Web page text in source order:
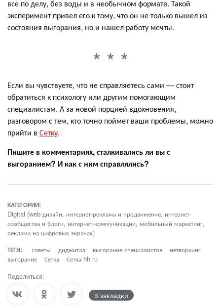
все по делу, без воды и в необычном формате. Такой
эксперимент привел его к тому, что он не только вышел из
состояния выгорания, но и нашел работу мечты.
Если вы чувствуете, что не справляетесь сами — стоит
обратиться к психологу или другим помогающим
специалистам. А за новой порцией вдохновения,
разговором с тем, кто точно поймет ваши проблемы, можно
прийти в Сетку.
Пишите в комментариях, сталкивались ли вы с
выгоранием? И как с ним справлялись?
КАТЕГОРИИ:
Digital (web-дизайн, интернет-реклама и продвижение, интернет-
сообщества и блоги, интернет-коммуникации, мобильный маркетинг,
реклама на цифровых экранах)
ТЕГИ:
советы диджитал выгорание специалистов
нетворкинг
выгорание
Сетка Сетка hh ru
Поделиться:
В закладки